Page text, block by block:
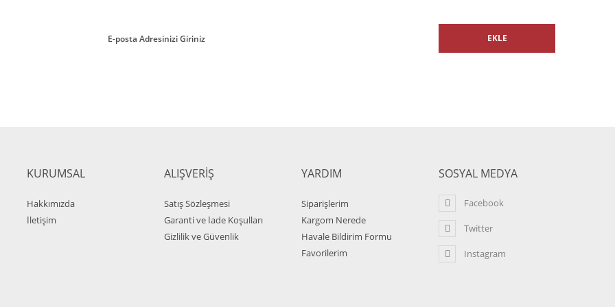
Rebo 530 PU Çemberli Endüstriyel Sandalye
11.700,00 TL + KDV
9.594,00 TL + KDV
EKLE
KURUMSAL
Hakkımızda
İletişim
ALIŞVERİŞ
Satış Sözleşmesi
Garanti ve İade Koşulları
Gizlilik ve Güvenlik
YARDIM
Siparişlerim
Kargom Nerede
Havale Bildirim Formu
Favorilerim
SOSYAL MEDYA
Facebook
Twitter
Instagram